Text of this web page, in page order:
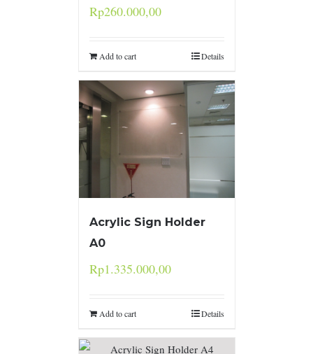
Rp260.000,00
Add to cart Details
Acrylic Sign Holder
A0
Rp1.335.000,00
Add to cart Details